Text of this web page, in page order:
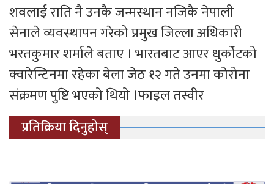
शवलाई राति नै उनकै जन्मस्थान नजिकै नेपाली
सेनाले व्यवस्थापन गरेको प्रमुख जिल्ला अधिकारी
भरतकुमार शर्माले बताए । भारतबाट आएर धुर्कोटको
क्वारेन्टिनमा रहेका बेला जेठ १२ गते उनमा कोरोना
संक्रमण पुष्टि भएको थियो ।फाइल तस्वीर
प्रतिक्रिया दिनुहोस्